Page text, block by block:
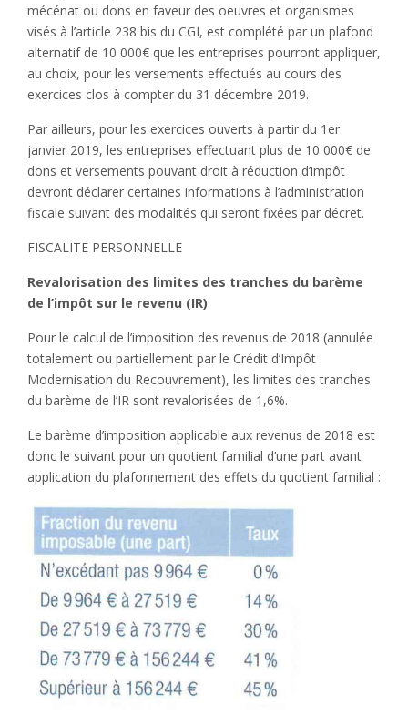
mécénat ou dons en faveur des oeuvres et organismes
visés à l’article 238 bis du CGI, est complété par un plafond
alternatif de 10 000€ que les entreprises pourront appliquer,
au choix, pour les versements effectués au cours des
exercices clos à compter du 31 décembre 2019.
Par ailleurs, pour les exercices ouverts à partir du 1er
janvier 2019, les entreprises effectuant plus de 10 000€ de
dons et versements pouvant droit à réduction d’impôt
devront déclarer certaines informations à l’administration
fiscale suivant des modalités qui seront fixées par décret.
FISCALITE PERSONNELLE
Revalorisation des limites des tranches du barème
de l’impôt sur le revenu (IR)
Pour le calcul de l’imposition des revenus de 2018 (annulée
totalement ou partiellement par le Crédit d’Impôt
Modernisation du Recouvrement), les limites des tranches
du barème de l’IR sont revalorisées de 1,6%.
Le barème d’imposition applicable aux revenus de 2018 est
donc le suivant pour un quotient familial d’une part avant
application du plafonnement des effets du quotient familial :